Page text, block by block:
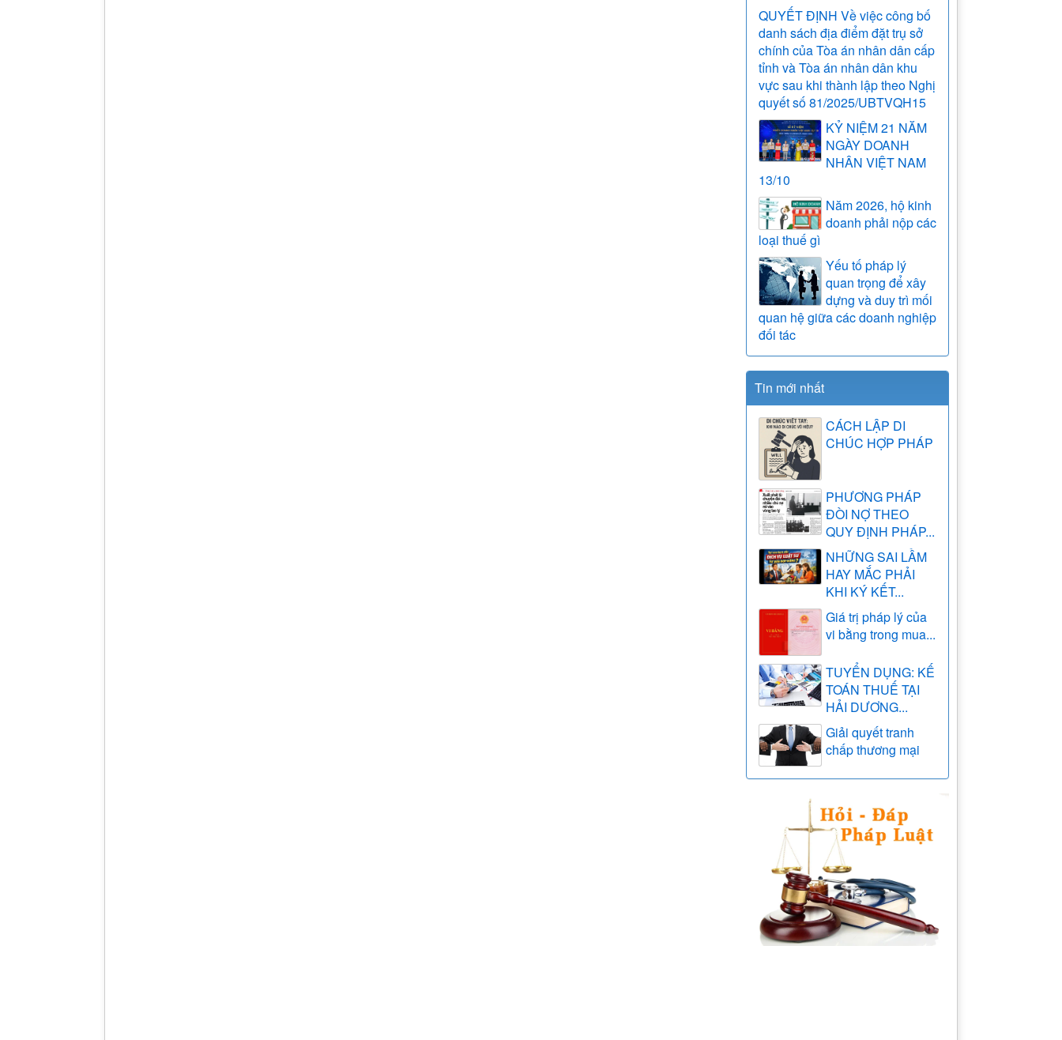
QUYẾT ĐỊNH Về việc công bố
danh sách địa điểm đặt trụ sở
chính của Tòa án nhân dân cấp
tỉnh và Tòa án nhân dân khu
vực sau khi thành lập theo Nghị
quyết số 81/2025/UBTVQH15
KỶ NIỆM 21 NĂM
NGÀY DOANH
NHÂN VIỆT NAM
13/10
Năm 2026, hộ kinh
doanh phải nộp các
loại thuế gì
Yếu tố pháp lý
quan trọng để xây
dựng và duy trì mối
quan hệ giữa các doanh nghiệp
đối tác
Tin mới nhất
CÁCH LẬP DI
CHÚC HỢP PHÁP
PHƯƠNG PHÁP
ĐÒI NỢ THEO
QUY ĐỊNH PHÁP...
NHỮNG SAI LẦM
HAY MẮC PHẢI
KHI KÝ KẾT...
Giá trị pháp lý của
vi bằng trong mua...
TUYỂN DỤNG: KẾ
TOÁN THUẾ TẠI
HẢI DƯƠNG...
Giải quyết tranh
chấp thương mại